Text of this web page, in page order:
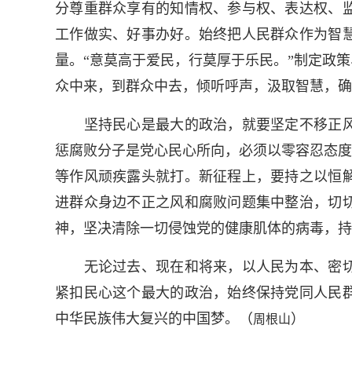
分尊重群众享有的知情权、参与权、表达权
工作做实、好事办好。始终把人民群众作为
量。“意莫高于爱民，行莫厚于乐民。”制定政
众中来，到群众中去，倾听呼声，汲取智慧，
坚持民心是最大的政治，就要坚定不移正
惩腐败分子是党心民心所向，必须以零容忍态
等作风顽疾露头就打。新征程上，要持之以恒
进群众身边不正之风和腐败问题集中整治，
神，坚决清除一切侵蚀党的健康肌体的病毒，
无论过去、现在和将来，以人民为本、密
紧扣民心这个最大的政治，始终保持党同人
中华民族伟大复兴的中国梦。（周根山）